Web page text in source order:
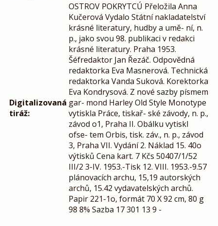
Digitalizovaná
tiráž:
OSTROV POKRYTCÚ Přeložila Anna
Kučerová Vydalo Státní nakladatelství
krásné literatury, hudby a umě- ní, n.
p., jako svou 98. publikaci v redakci
krásné literatury. Praha 1953.
Šéfredaktor Jan Řezáč. Odpovědná
redaktorka Eva Masnerová. Technická
redaktorka Vanda Suková. Korektorka
Eva Kondrysová. Z nové sazby písmem
gar- mond Harley Old Style Monotype
vytiskla Práce, tiskař- ské závody, n. p.,
závod o1, Praha II. Obálku vytiskl
ofse- tem Orbis, tisk. záv., n. p., závod
3, Praha VII. Vydání 2. Náklad 15. 40o
výtisků Cena kart. 7 Kčs 50407/1/52
III/2 3-IV. 1953.-Tisk 12. VIII. 1953.-9.57
plánovacích archu, 15,19 autorských
archů, 15.42 vydavatelských archů.
Papir 221-1o, formát 70 X 92 cm, 80 g
98 8% Sazba 17 301 13 9 -